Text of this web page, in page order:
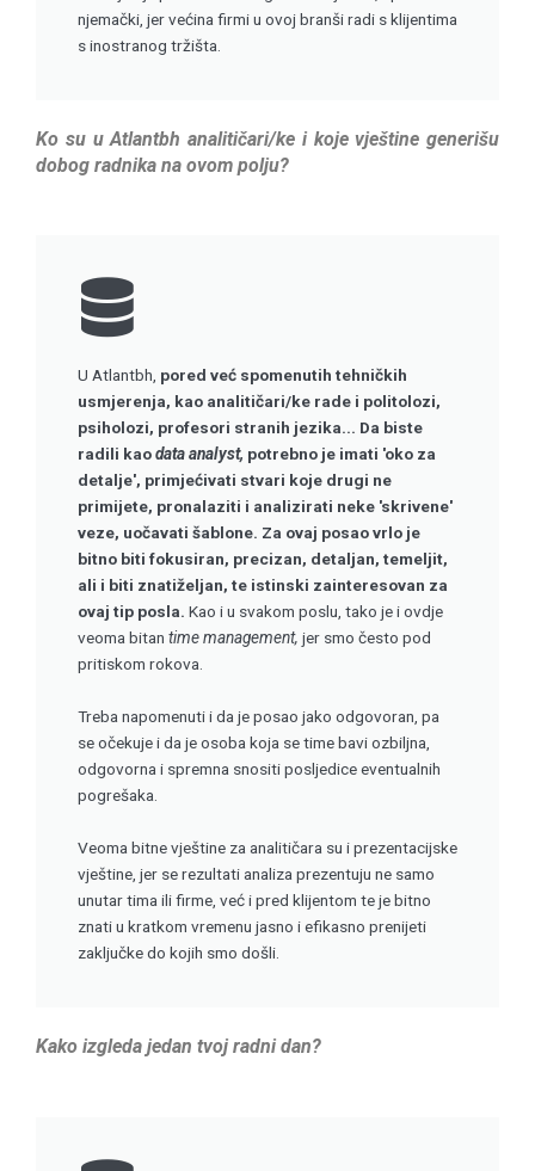
njemački, jer većina firmi u ovoj branši radi s klijentima
s inostranog tržišta.
Ko su u Atlantbh analitičari/ke i koje vještine generišu
dobog radnika na ovom polju?
U Atlantbh, pored već spomenutih tehničkih
usmjerenja, kao analitičari/ke rade i politolozi,
psiholozi, profesori stranih jezika... Da biste
radili kaodata analyst, potrebno je imati 'oko za
detalje', primjećivati stvari koje drugi ne
primijete, pronalaziti i analizirati neke 'skrivene'
veze, uočavati šablone. Za ovaj posao vrlo je
bitno biti fokusiran, precizan, detaljan, temeljit,
ali i biti znatiželjan, te istinski zainteresovan za
ovaj tip posla. Kao i u svakom poslu, tako je i ovdje
veoma bitan time management, jer smo često pod
pritiskom rokova.
Treba napomenuti i da je posao jako odgovoran, pa
se očekuje i da je osoba koja se time bavi ozbiljna,
odgovorna i spremna snositi posljedice eventualnih
pogrešaka.
Veoma bitne vještine za analitičara su i prezentacijske
vještine, jer se rezultati analiza prezentuju ne samo
unutar tima ili firme, već i pred klijentom te je bitno
znati u kratkom vremenu jasno i efikasno prenijeti
zaključke do kojih smo došli.
Kako izgleda jedan tvoj radni dan?